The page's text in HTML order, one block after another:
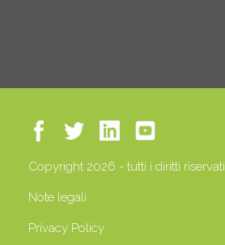
Copyright 2026 - tutti i diritti riservati
Note legali
Privacy Policy